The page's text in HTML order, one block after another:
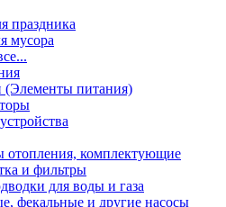
праздника
мусора
(Элементы питания)
отопления, комплектующие
и фильтры
для воды и газа
фекальные и другие насосы